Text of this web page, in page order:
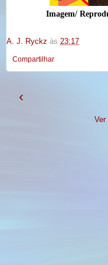
Imagem/
A. J. Ryckz às 23:17
Compartilhar
‹
Ver